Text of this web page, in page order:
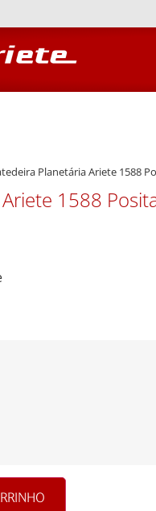
Planetária Ariete 1588
1588